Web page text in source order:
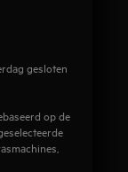
gesloten
op de